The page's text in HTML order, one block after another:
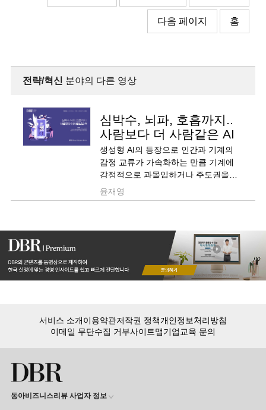
다음 페이지 홈
전략/혁신 분야의 다른 영상
심박수, 뇌파, 호흡까지..
사람보다 더 사람같은 AI
생성형 AI의 등장으로 인간과 기계의
감정 교류가 가속화하는 만큼 기계에
감정적으로 과몰입하거나 주도권을
빼앗기지 않도록 사용자 경험을
디자인해야 합니다.
윤재영
서비스 소개이용약관저작권 정책개인정보처리방침
이메일 무단수집 거부사이트맵기업교육 문의
동아비즈니스리뷰 사업자 정보